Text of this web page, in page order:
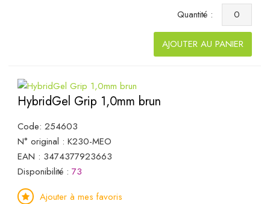
Quantité :
AJOUTER AU PANIER
HybridGel Grip 1,0mm brun
Code: 254603
N° original : K230-MEO
EAN : 3474377923663
Disponibilité : 73
Ajouter à mes favoris